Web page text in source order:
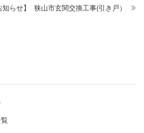
らせ】 狭山市玄関交換工事(引き戸）